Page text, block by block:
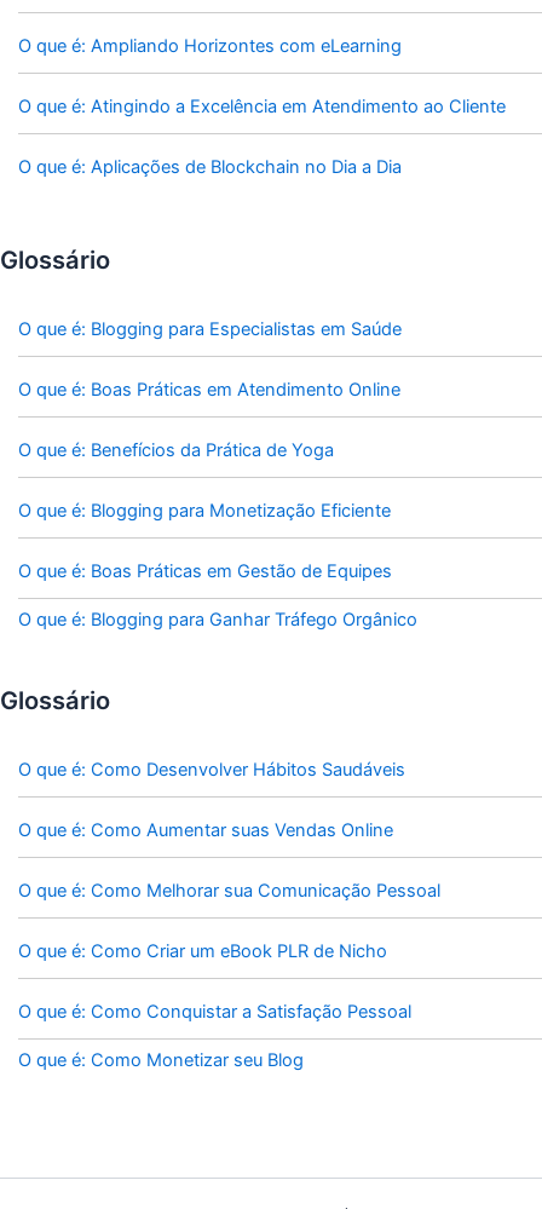
O que é: Ampliando Horizontes com eLearning
O que é: Atingindo a Excelência em Atendimento ao Cliente
O que é: Aplicações de Blockchain no Dia a Dia
Glossário
O que é: Blogging para Especialistas em Saúde
O que é: Boas Práticas em Atendimento Online
O que é: Benefícios da Prática de Yoga
O que é: Blogging para Monetização Eficiente
O que é: Boas Práticas em Gestão de Equipes
O que é: Blogging para Ganhar Tráfego Orgânico
Glossário
O que é: Como Desenvolver Hábitos Saudáveis
O que é: Como Aumentar suas Vendas Online
O que é: Como Melhorar sua Comunicação Pessoal
O que é: Como Criar um eBook PLR de Nicho
O que é: Como Conquistar a Satisfação Pessoal
O que é: Como Monetizar seu Blog